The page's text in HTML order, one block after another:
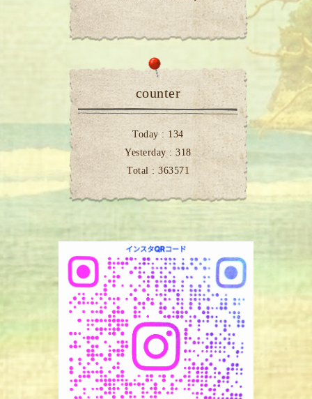
counter
Today : 134
Yesterday :318
Total : 363571